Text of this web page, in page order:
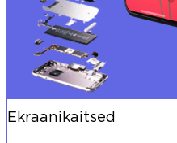
Ekraanikaitsed